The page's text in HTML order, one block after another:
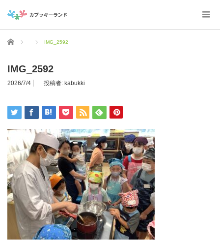
ホーム IMG_2592
IMG_2592
2026/7/4 投稿者: kabukki